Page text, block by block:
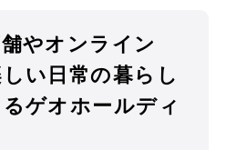
やオンライン
い日常の暮らし
ゲオホールディ